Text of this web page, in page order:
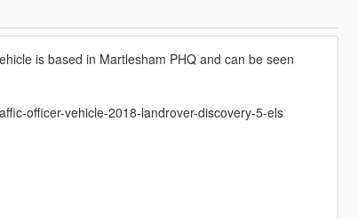
is based in Martlesham PHQ and can be seen
officer-vehicle-2018-landrover-discovery-5-els